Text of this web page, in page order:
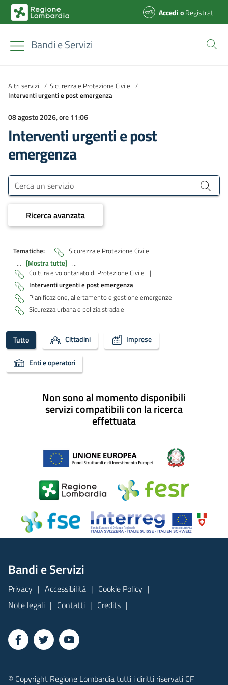
AccedioRegistrati
Bandi e Servizi
Altri servizi / Sicurezza e Protezione Civile /
Interventi urgenti e post emergenza
08 agosto 2026, ore 11:06
Interventi urgenti e post
emergenza
Bandi e Servizi
Cerca un servizio
Ricerca avanzata
Tematiche: Sicurezza e Protezione Civile |
... [Mostra tutte] ...
Cultura e volontariato di Protezione Civile |
Interventi urgenti e post emergenza |
Pianificazione, allertamento e gestione emergenze |
Sicurezza urbana e polizia stradale |
Tutto Cittadini Imprese
Enti e operatori
Non sono al momento disponibili
servizi compatibili con la ricerca
effettuata
Bandi e Servizi
Privacy Accessibilità
Cookie Policy
Note legali
Contatti Credits
© Copyright Regione Lombardia tutti i diritti riservati CF